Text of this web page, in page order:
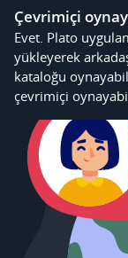
Çevrimiçi
Evet. Plato
yükleyerek
kataloğu
çevrimiçi